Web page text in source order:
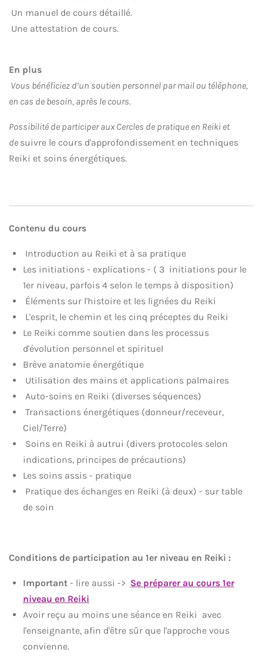
Un manuel de cours détaillé.
Une attestation de cours.
En plus
Vous bénéficiez d’un soutien personnel par mail ou téléphone,
en cas de besoin, après le cours.
Possibilité de participer aux Cercles de pratique en Reiki et
de suivre le cours d'approfondissement en techniques
Reiki et soins énergétiques.
Contenu du cours
Introduction au Reiki et à sa pratique
Les initiations - explications - ( 3 initiations pour le
1er niveau, parfois 4 selon le temps à disposition)
Éléments sur l'histoire et les lignées du Reiki
L'esprit, le chemin et les cinq préceptes du Reiki
Le Reiki comme soutien dans les processus
d'évolution personnel et spirituel
Brève anatomie énergétique
Utilisation des mains et applications palmaires
Auto-soins en Reiki (diverses séquences)
Transactions énergétiques (donneur/receveur,
Ciel/Terre)
Soins en Reiki à autrui (divers protocoles selon
indications, principes de précautions)
Les soins assis - pratique
Pratique des échanges en Reiki (à deux) - sur table
de soin
Conditions de participation au 1er niveau en Reiki :
Important - lire aussi -> Se préparer au cours 1er
niveau en Reiki
Avoir reçu au moins une séance en Reiki avec
l'enseignante, afin d'être sûr que l'approche vous
convienne.